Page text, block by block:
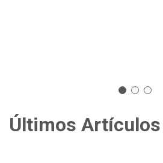
Últimos Artículos